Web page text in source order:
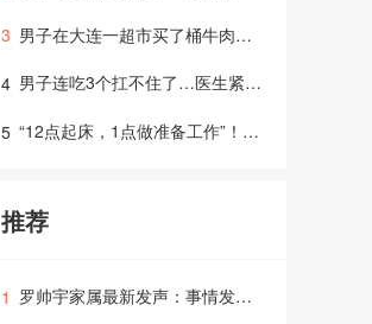
3 男子在大连一超市买了桶牛肉面…随后，他把商家告上法院
4 男子连吃3个扛不住了…医生紧急提醒：死亡率很高
5 “12点起床，1点做准备工作”！马某某“日记”曝光
推荐
1 罗帅宇家属最新发声：事情发酵后医院暂未联系我们，从去年7月开始举报，还没有什么进展